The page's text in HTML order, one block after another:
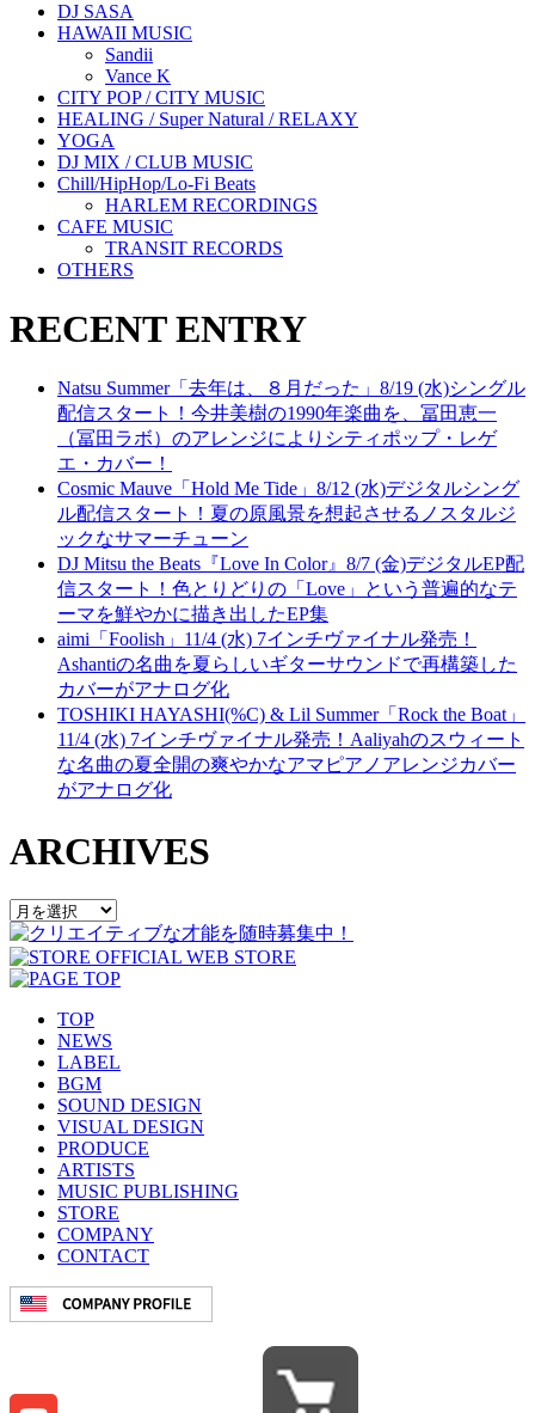
DJ SASA
HAWAII MUSIC
Sandii
Vance K
CITY POP / CITY MUSIC
HEALING / Super Natural / RELAXY
YOGA
DJ MIX / CLUB MUSIC
Chill/HipHop/Lo-Fi Beats
HARLEM RECORDINGS
CAFE MUSIC
TRANSIT RECORDS
OTHERS
RECENT ENTRY
Natsu Summer「去年は、８月だった」8/19 (水)シングル
配信スタート！今井美樹の1990年楽曲を、冨田恵一
（冨田ラボ）のアレンジによりシティポップ・レゲ
エ・カバー！
Cosmic Mauve「Hold Me Tide」8/12 (水)デジタルシング
ル配信スタート！夏の原風景を想起させるノスタルジ
ックなサマーチューン
DJ Mitsu the Beats『Love In Color』8/7 (金)デジタルEP配
信スタート！色とりどりの「Love」という普遍的なテ
ーマを鮮やかに描き出したEP集
aimi「Foolish」11/4 (水) 7インチヴァイナル発売！
Ashantiの名曲を夏らしいギターサウンドで再構築した
カバーがアナログ化
TOSHIKI HAYASHI(%C) & Lil Summer「Rock the Boat」
11/4 (水) 7インチヴァイナル発売！Aaliyahのスウィート
な名曲の夏全開の爽やかなアマピアノアレンジカバー
がアナログ化
ARCHIVES
TOP
NEWS
LABEL
BGM
SOUND DESIGN
VISUAL DESIGN
PRODUCE
ARTISTS
MUSIC PUBLISHING
STORE
COMPANY
CONTACT